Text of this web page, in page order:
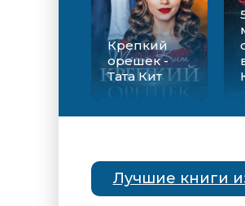
Крепкий
орешек -
Тата Кит
Лучшие книги